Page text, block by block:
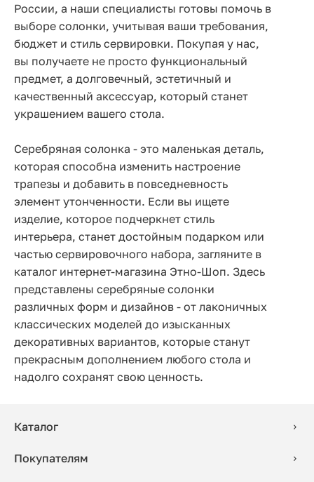
России, а наши специалисты готовы помочь в
выборе солонки, учитывая ваши требования,
бюджет и стиль сервировки. Покупая у нас,
вы получаете не просто функциональный
предмет, а долговечный, эстетичный и
качественный аксессуар, который станет
украшением вашего стола.
Серебряная солонка - это маленькая деталь,
которая способна изменить настроение
трапезы и добавить в повседневность
элемент утонченности. Если вы ищете
изделие, которое подчеркнет стиль
интерьера, станет достойным подарком или
частью сервировочного набора, загляните в
каталог интернет-магазина Этно-Шоп. Здесь
представлены серебряные солонки
различных форм и дизайнов - от лаконичных
классических моделей до изысканных
декоративных вариантов, которые станут
прекрасным дополнением любого стола и
надолго сохранят свою ценность.
Каталог
Покупателям